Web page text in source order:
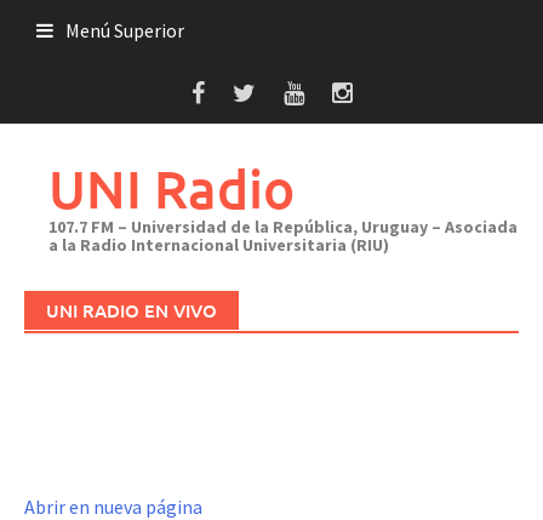
Menú Superior
UNI Radio
107.7 FM – Universidad de la República, Uruguay – Asociada
a la Radio Internacional Universitaria (RIU)
UNI RADIO EN VIVO
Abrir en nueva página